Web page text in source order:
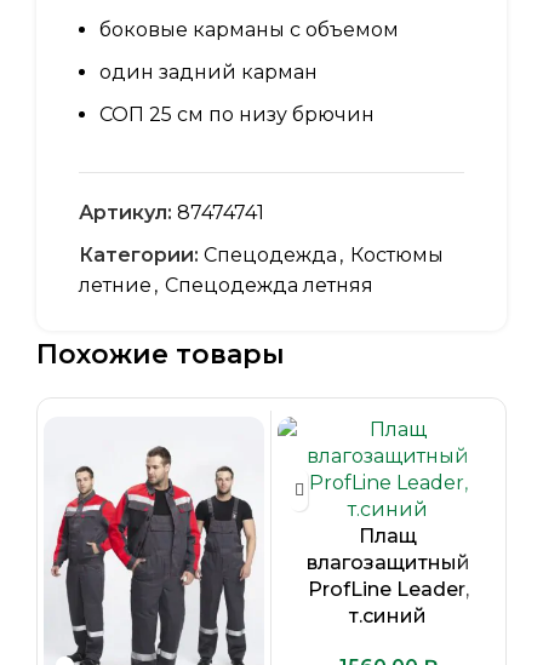
боковые карманы с объемом
один задний карман
СОП 25 см по низу брючин
Артикул: 87474741
Категории: Спецодежда , Костюмы
летние , Спецодежда летняя
Похожие товары
Плащ
влагозащитный
ProfLine Leader,
т.синий